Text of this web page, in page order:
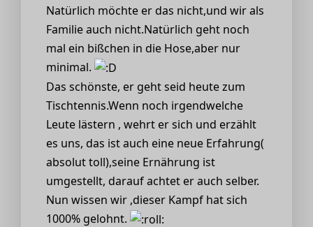
Natürlich möchte er das nicht,und wir als
Familie auch nicht.Natürlich geht noch
mal ein bißchen in die Hose,aber nur
minimal.
Das schönste, er geht seid heute zum
Tischtennis.Wenn noch irgendwelche
Leute lästern , wehrt er sich und erzählt
es uns, das ist auch eine neue Erfahrung(
absolut toll),seine Ernährung ist
umgestellt, darauf achtet er auch selber.
Nun wissen wir ,dieser Kampf hat sich
1000% gelohnt.